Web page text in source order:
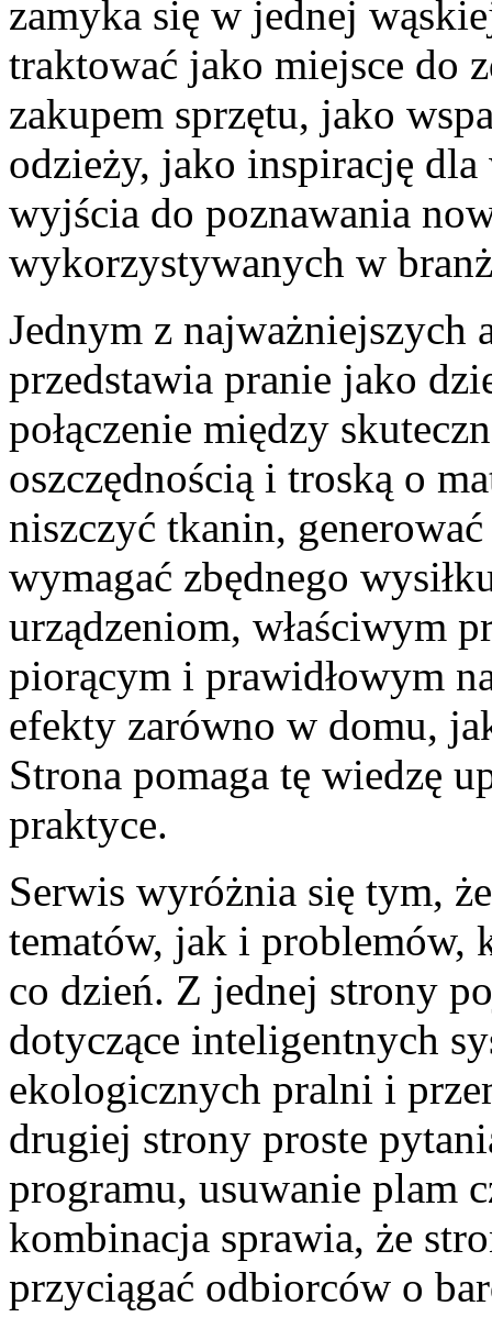
zamyka się w jednej
traktować jako miejsce do
zakupem sprzętu, jako
odzieży, jako inspirację
wyjścia do poznawania
wykorzystywanych w
Jednym z najważniejszych
przedstawia pranie jako
połączenie między
oszczędnością i troską o
niszczyć tkanin,
wymagać zbędnego
urządzeniom, właściwym
piorącym i prawidłowym
efekty zarówno w domu,
Strona pomaga tę wiedzę
praktyce.
Serwis wyróżnia się tym,
tematów, jak i problemów,
co dzień. Z jednej strony
dotyczące inteligentnych
ekologicznych pralni i
drugiej strony proste
programu, usuwanie plam
kombinacja sprawia, że
przyciągać odbiorców o